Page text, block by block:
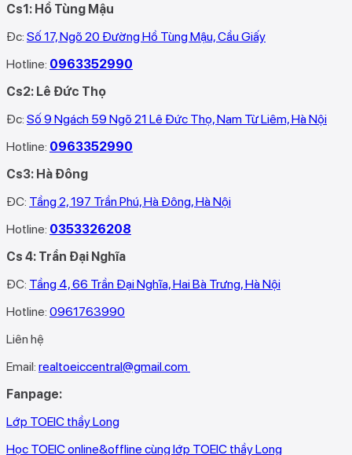
Cs1: Hồ Tùng Mậu
Đc: Số 17, Ngõ 20 Đường Hồ Tùng Mậu, Cầu Giấy
Hotline: 0963352990
Cs2: Lê Đức Thọ
Đc: Số 9 Ngách 59 Ngõ 21 Lê Đức Thọ, Nam Từ Liêm, Hà Nội
Hotline: 0963352990
Cs3: Hà Đông
ĐC: Tầng 2, 197 Trần Phú, Hà Đông, Hà Nội
Hotline: 0353326208‬
Cs 4: Trần Đại Nghĩa
ĐC: Tầng 4, 66 Trần Đại Nghĩa, Hai Bà Trưng, Hà Nội
Hotline: 0961763990
Liên hệ
Email: realtoeiccentral@gmail.com
Fanpage:
Lớp TOEIC thầy Long
Học TOEIC online&offline cùng lớp TOEIC thầy Long